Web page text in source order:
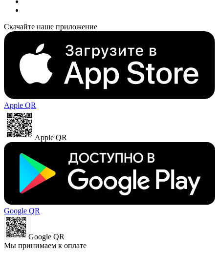
Скачайте наше приложение
Apple QR
Apple QR
Google QR
Google QR
Мы принимаем к оплате